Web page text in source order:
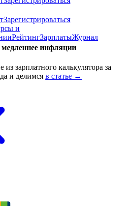
Зарегистрироваться
и
РейтингЗарплатыЖурнал
инфляции
зарплатного калькулятора за
и делимся в статье →